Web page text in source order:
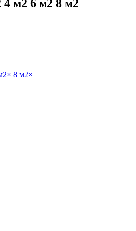
4 м2 6 м2 8 м2
× 8 м2×